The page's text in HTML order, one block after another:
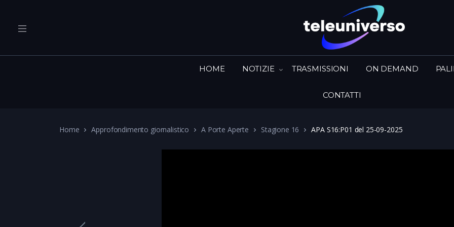
HOME NOTIZIE TRASMISSIONI ON DEMAND
CONTATTI
Home Approfondimento giornalistico A Porte Aperte Stagione 16 APA S16:P01 del 25-09-2025